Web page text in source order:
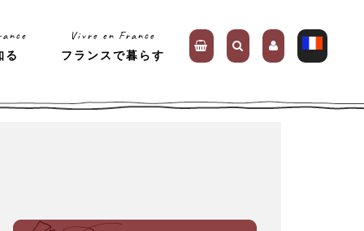
る
Vivre en France
フランスで暮らす